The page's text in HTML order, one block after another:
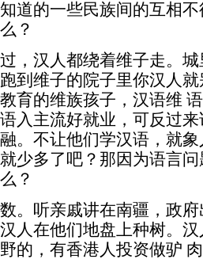
道的一些民族间的互相
？
，汉人都绕着维子走。
到维子的院子里你汉人
育的维族孩子，汉语维
入主流好就业，可反过
。不让他们学汉语，就
少多了吧？那因为语言
？
。听亲戚讲在南疆，政
人在他们地盘上种树。
的，有香港人投资做驴